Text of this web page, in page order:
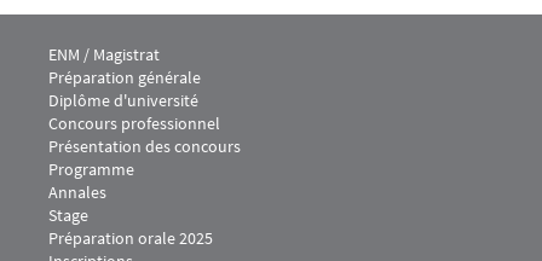
Menu footer IEJ 1
ENM / Magistrat
Préparation générale
Diplôme d'université
Concours professionnel
Présentation des concours
Programme
Annales
Stage
Préparation orale 2025